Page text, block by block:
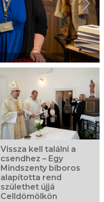
Vissza kell találni a
csendhez – Egy
Mindszenty bíboros
alapította rend
születhet újjá
Celldömölkön